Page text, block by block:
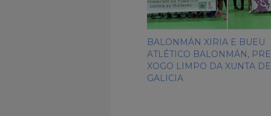
BALONMÁN XIRIA E BUEU
ATLÉTICO BALONMÁN,
XOGO LIMPO DA XUNTA DE
GALICIA